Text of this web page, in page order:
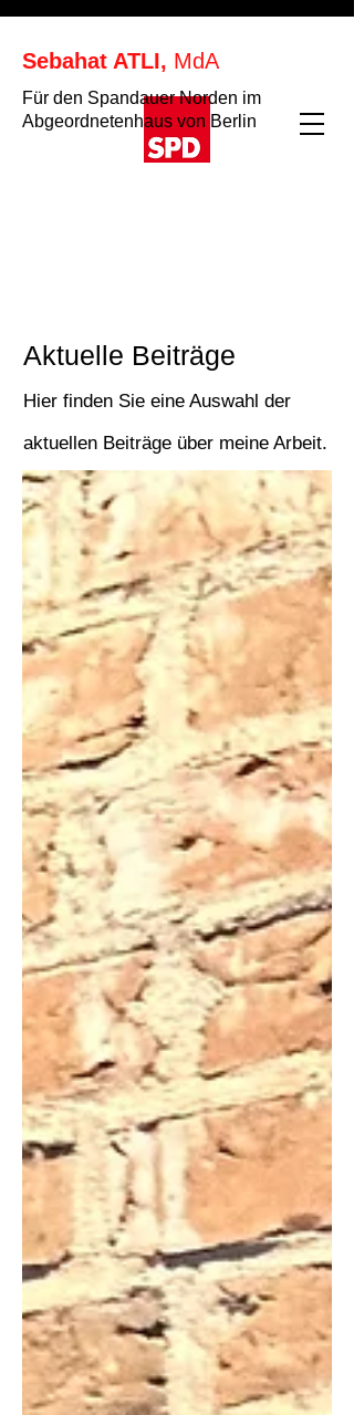
Sebahat ATLI, MdA
Für den Spandauer Norden im
Abgeordnetenhaus von Berlin
Aktuelle Beiträge
Hier finden Sie eine Auswahl der
aktuellen Beiträge über meine Arbeit.